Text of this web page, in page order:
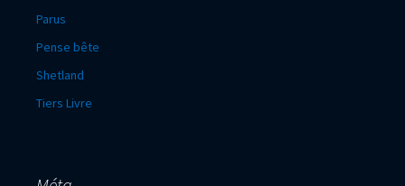
Parus
Pense bête
Shetland
Tiers Livre